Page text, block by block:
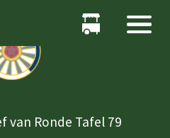
van Ronde Tafel 79